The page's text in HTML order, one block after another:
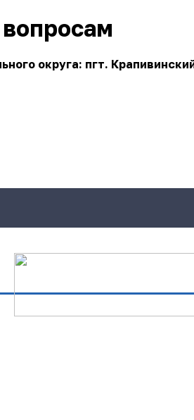
округа: пгт.